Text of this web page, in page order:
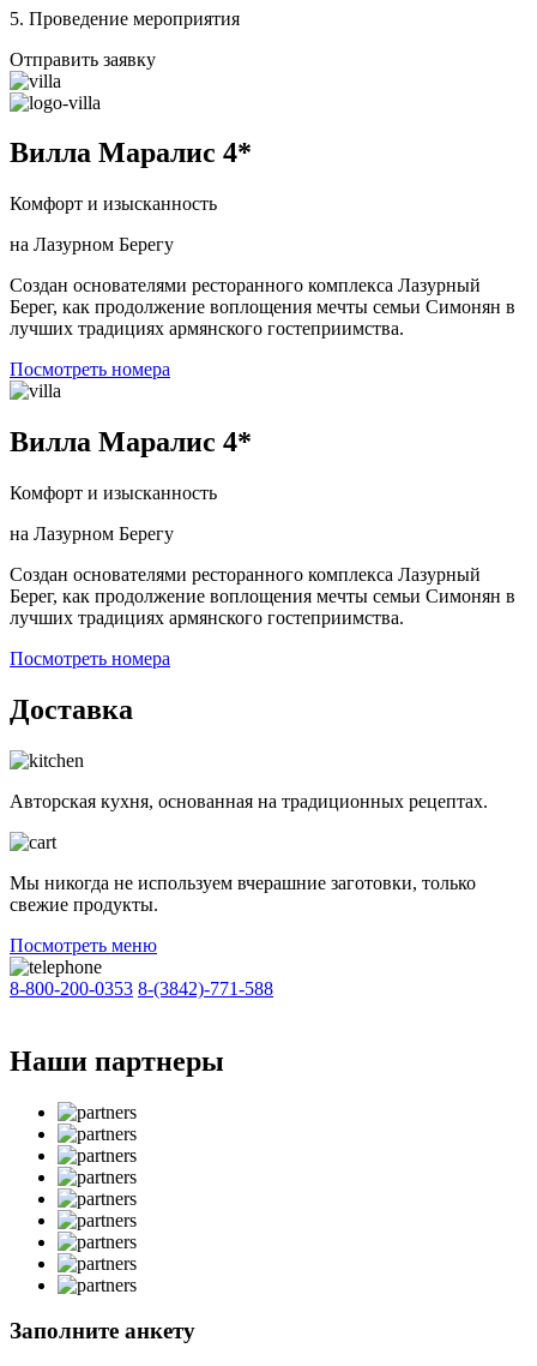
5. Проведение мероприятия
Отправить заявку
Вилла Маралис 4*
Комфорт и изысканность
на Лазурном Берегу
Создан основателями ресторанного комплекса Лазурный
Берег, как продолжение воплощения мечты семьи Симонян в
лучших традициях армянского гостеприимства.
Посмотреть номера
Вилла Маралис 4*
Комфорт и изысканность
на Лазурном Берегу
Создан основателями ресторанного комплекса Лазурный
Берег, как продолжение воплощения мечты семьи Симонян в
лучших традициях армянского гостеприимства.
Посмотреть номера
Доставка
Авторская кухня, основанная на традиционных рецептах.
Мы никогда не используем вчерашние заготовки, только
свежие продукты.
Посмотреть меню
8-800-200-0353 8-(3842)-771-588
Наши партнеры
Заполните анкету